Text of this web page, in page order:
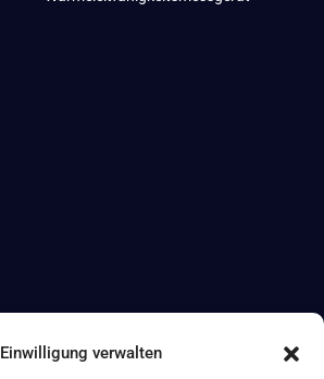
Einwilligung verwalten